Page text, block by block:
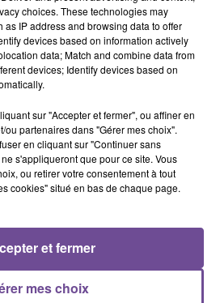
vous avez exprimé. Si vous
de nous donner votre accord
le bouton ci-dessous.
l'élément
choices. These technologies may
as IP address and browsing data to offer
devices based on information actively
data; Match and combine data from
devices; Identify devices based on
sur "Accepter et fermer", ou affiner en
partenaires dans "Gérer mes choix".
en cliquant sur "Continuer sans
s'appliqueront que pour ce site. Vous
ou retirer votre consentement à tout
cookies" situé en bas de chaque page.
mes choix
et fermer